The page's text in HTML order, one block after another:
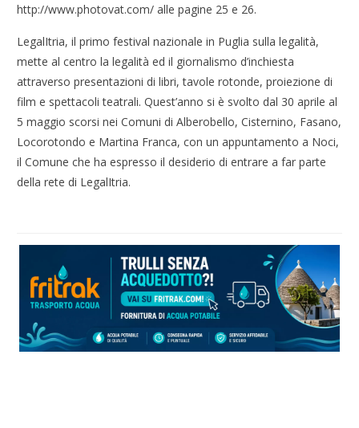
http://www.photovat.com/ alle pagine 25 e 26.
LegalItria, il primo festival nazionale in Puglia sulla legalità,
mette al centro la legalità ed il giornalismo d’inchiesta
attraverso presentazioni di libri, tavole rotonde, proiezione di
film e spettacoli teatrali. Quest’anno si è svolto dal 30 aprile al
5 maggio scorsi nei Comuni di Alberobello, Cisternino, Fasano,
Locorotondo e Martina Franca, con un appuntamento a Noci,
il Comune che ha espresso il desiderio di entrare a far parte
della rete di LegalItria.